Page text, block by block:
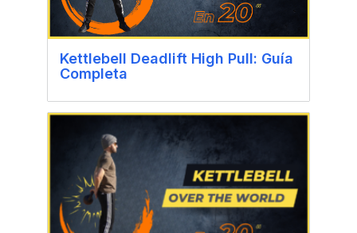
Kettlebell Deadlift High Pull: Guía
Completa